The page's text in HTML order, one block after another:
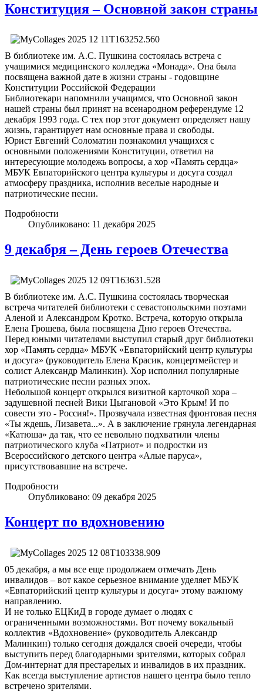
Конституция – Основной закон страны
В библиотеке им. А.С. Пушкина состоялась встреча с
учащимися медицинского колледжа «Монада». Она была
посвящена важной дате в жизни страны - годовщине
Конституции Российской Федерации
Библиотекари напомнили учащимся, что Основной закон
нашей страны был принят на всенародном референдуме 12
декабря 1993 года. С тех пор этот документ определяет нашу
жизнь, гарантирует нам основные права и свободы.
Юрист Евгений Соломатин познакомил учащихся с
основными положениями Конституции, ответил на
интересующие молодежь вопросы, а хор «Память сердца»
МБУК Евпаторийского центра культуры и досуга создал
атмосферу праздника, исполнив веселые народные и
патриотические песни.
Подробности
Опубликовано: 11 декабря 2025
9 декабря – День героев Отечества
В библиотеке им. А.С. Пушкина состоялась творческая
встреча читателей библиотеки с севастопольскими поэтами
Аленой и Александром Кротко. Встреча, которую открыла
Елена Грошева, была посвящена Дню героев Отечества.
Перед юными читателями выступил старый друг библиотеки
хор «Память сердца» МБУК «Евпаторийский центр культуры
и досуга» (руководитель Елена Красик, концертмейстер и
солист Александр Малинкин). Хор исполнил популярные
патриотические песни разных эпох.
Небольшой концерт открылся визитной карточкой хора –
задушевной песней Вики Цыгановой «Это Крым! И по
совести это - Россия!». Прозвучала известная фронтовая песня
«Ты ждешь, Лизавета...». А в заключение грянула легендарная
«Катюша» да так, что ее невольно подхватили члены
патриотического клуба «Патриот» и подростки из
Всероссийского детского центра «Алые паруса»,
присутствовавшие на встрече.
Подробности
Опубликовано: 09 декабря 2025
Концерт по вдохновению
05 декабря, а мы все еще продолжаем отмечать День
инвалидов – вот какое серьезное внимание уделяет МБУК
«Евпаторийский центр культуры и досуга» этому важному
направлению.
И не только ЕЦКиД в городе думает о людях с
ограниченными возможностями. Вот почему вокальный
коллектив «Вдохновение» (руководитель Александр
Малинкин) только сегодня дождался своей очереди, чтобы
выступить перед благодарными зрителями, которых собрал
Дом-интернат для престарелых и инвалидов в их праздник.
Как всегда выступление артистов нашего центра было тепло
встречено зрителями.